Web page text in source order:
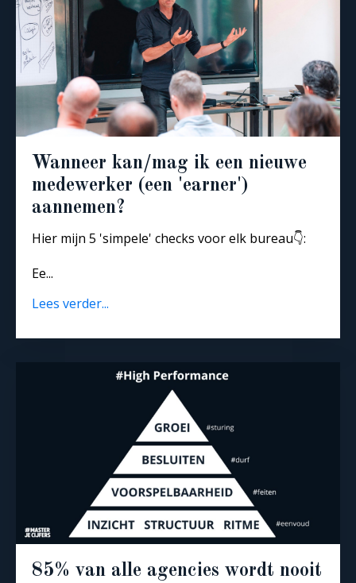
Wanneer kan/mag ik een nieuwe
medewerker (een 'earner')
aannemen?
Hier mijn 5 'simpele' checks voor elk bureau👇:
Ee...
Lees verder...
85% van alle agencies wordt nooit